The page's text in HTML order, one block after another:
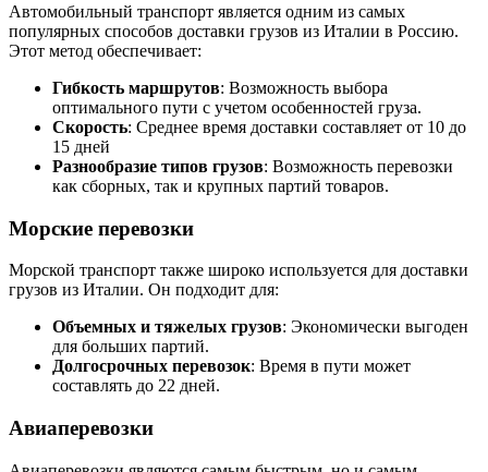
Автомобильный транспорт является одним из самых
популярных способов доставки грузов из Италии в Россию.
Этот метод обеспечивает:
Гибкость маршрутов: Возможность выбора
оптимального пути с учетом особенностей груза.
Скорость: Среднее время доставки составляет от 10 до
15 дней
Разнообразие типов грузов: Возможность перевозки
как сборных, так и крупных партий товаров.
Морские перевозки
Морской транспорт также широко используется для доставки
грузов из Италии. Он подходит для:
Объемных и тяжелых грузов: Экономически выгоден
для больших партий.
Долгосрочных перевозок: Время в пути может
составлять до 22 дней.
Авиаперевозки